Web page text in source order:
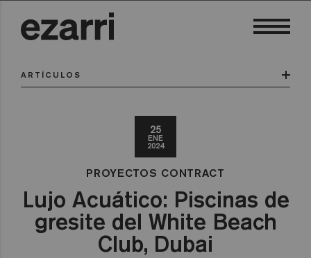
ARTÍCULOS
25
ENE
2024
PROYECTOS CONTRACT
Lujo Acuático: Piscinas de
gresite del White Beach
Club, Dubai